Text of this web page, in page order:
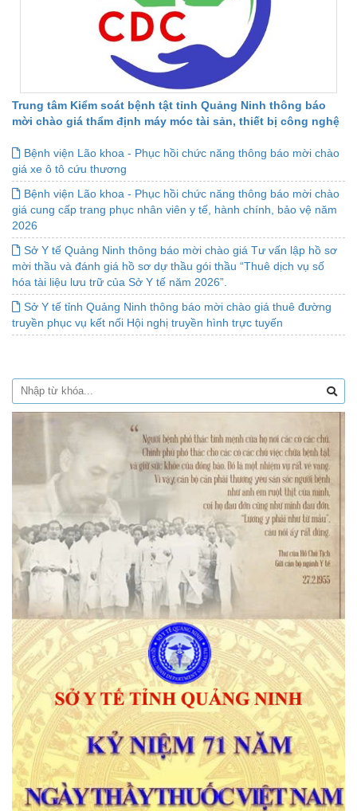
Trung tâm Kiểm soát bệnh tật tỉnh Quảng Ninh thông báo
mời chào giá thẩm định máy móc tài sản, thiết bị công nghệ
Bệnh viện Lão khoa - Phục hồi chức năng thông báo mời chào
giá xe ô tô cứu thương
Bệnh viện Lão khoa - Phục hồi chức năng thông báo mời chào
giá cung cấp trang phục nhân viên y tế, hành chính, bảo vệ năm
2026
Sở Y tế Quảng Ninh thông báo mời chào giá Tư vấn lập hồ sơ
mời thầu và đánh giá hồ sơ dự thầu gói thầu “Thuê dịch vụ số
hóa tài liệu lưu trữ của Sở Y tế năm 2026”.
Sở Y tế tỉnh Quảng Ninh thông báo mời chào giá thuê đường
truyền phục vụ kết nối Hội nghị truyền hình trực tuyến